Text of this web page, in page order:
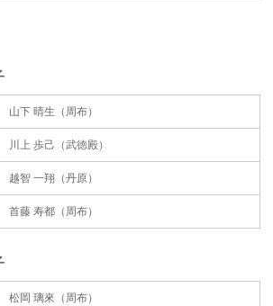
山下 晴生（周布）
川上 歩己（武徳殿）
越智 一翔（丹原）
首藤 寿都（周布）
松岡 璃來（周布）